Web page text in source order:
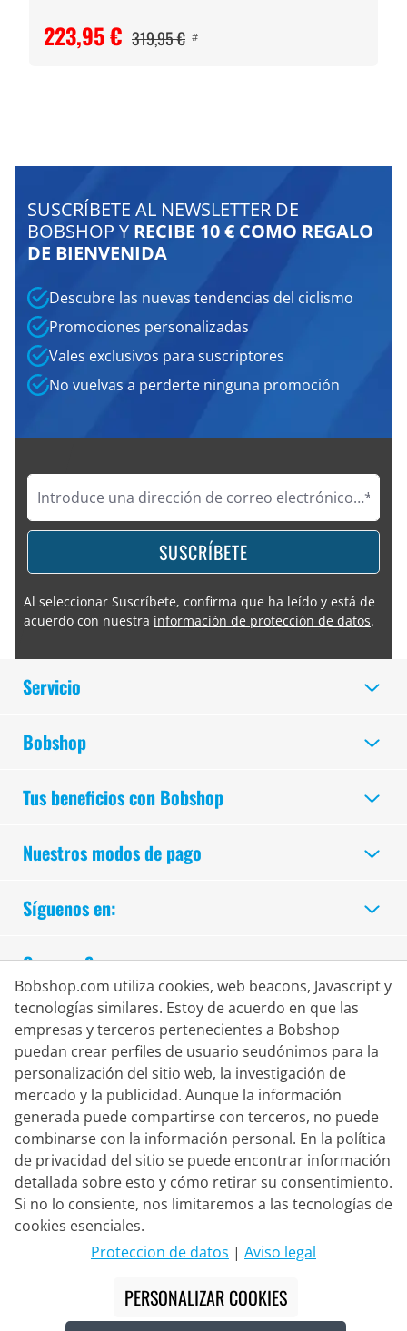
223,95 € 319,95 € #
SUSCRÍBETE AL NEWSLETTER DE
BOBSHOP Y RECIBE 10 € COMO REGALO
DE BIENVENIDA
Descubre las nuevas tendencias del ciclismo
Promociones personalizadas
Vales exclusivos para suscriptores
No vuelvas a perderte ninguna promoción
SUSCRÍBETE
Al seleccionar Suscríbete, confirma que ha leído y está de
acuerdo con nuestra información de protección de datos.
Servicio
Bobshop
Tus beneficios con Bobshop
Nuestros modos de pago
Chat en vivo
Síguenos en:
Compra Segura
Socio de Entrega
Bobshop.com utiliza cookies, web beacons, Javascript y
tecnologías similares. Estoy de acuerdo en que las
empresas y terceros pertenecientes a Bobshop
puedan crear perfiles de usuario seudónimos para la
personalización del sitio web, la investigación de
mercado y la publicidad. Aunque la información
generada puede compartirse con terceros, no puede
combinarse con la información personal. En la política
de privacidad del sitio se puede encontrar información
detallada sobre esto y cómo retirar su consentimiento.
Si no lo consiente, nos limitaremos a las tecnologías de
cookies esenciales.
Proteccion de datos | Aviso legal
PERSONALIZAR COOKIES